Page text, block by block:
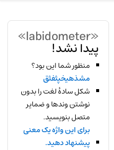
«labidometer»
پیدا نشد!
منظور شما این بود؟
مشذهیخپثفثق
شکل سادهٔ لغت را بدون
نوشتن وندها و ضمایر
متصل بنویسید.
برای این واژه یک معنی
پیشنهاد دهید.